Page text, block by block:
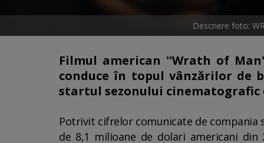
Descriere foto:
Filmul american ''Wrath of
conduce în topul vânzărilor de
startul sezonului cinematografic
Potrivit cifrelor comunicate de compania
de 8,1 milioane de dolari americani